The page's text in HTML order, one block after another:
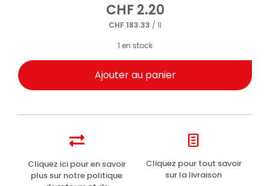
CHF2.20
CHF183.33 / 1l
1 en stock
Ajouter au panier
Cliquez ici pour en savoir
plus sur notre politique
Cliquez pour tout savoir
sur la livraison